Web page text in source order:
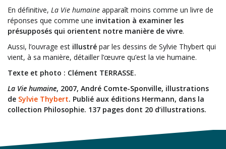
En définitive, La Vie humaine apparaît moins comme un livre de
réponses que comme une invitation à examiner les
présupposés qui orientent notre manière de vivre.
Aussi, l’ouvrage est illustré par les dessins de Sylvie Thybert qui
vient, à sa manière, détailler l’œuvre qu’est la vie humaine.
Texte et photo : Clément TERRASSE.
La Vie humaine, 2007, André Comte-Sponville, illustrations
de Sylvie Thybert. Publié aux éditions Hermann, dans la
collection Philosophie. 137 pages dont 20 d’illustrations.